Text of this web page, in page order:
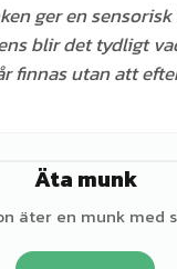
ger en
blir det tydligt
finnas utan att
Äta munk
äter en munk med